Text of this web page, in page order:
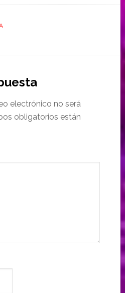
electrónico no será
obligatorios están